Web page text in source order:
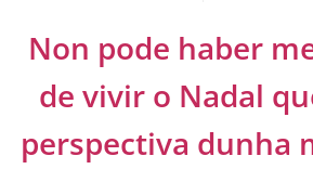
Non pode haber
de vivir o Nadal
perspectiva dunha